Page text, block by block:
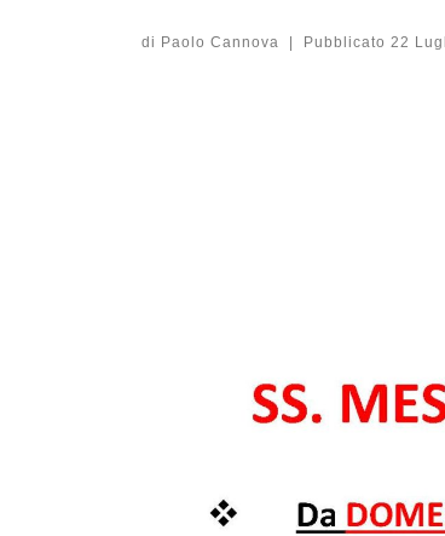
di Paolo Cannova | Pubblicato 22